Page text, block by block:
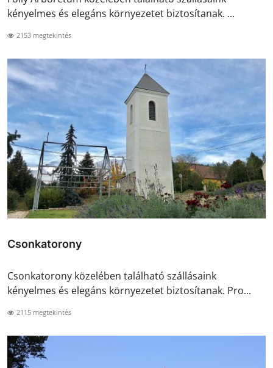
kényelmes és elegáns környezetet biztosítanak. ...
2153 megtekintés
Csonkatorony
Csonkatorony közelében található szállásaink
kényelmes és elegáns környezetet biztosítanak. Pro...
2115 megtekintés